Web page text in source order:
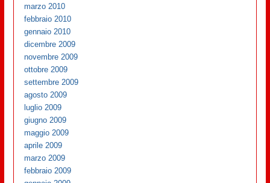
marzo 2010
febbraio 2010
gennaio 2010
dicembre 2009
novembre 2009
ottobre 2009
settembre 2009
agosto 2009
luglio 2009
giugno 2009
maggio 2009
aprile 2009
marzo 2009
febbraio 2009